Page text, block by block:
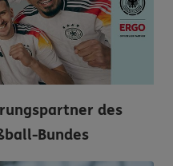
des
Bundes